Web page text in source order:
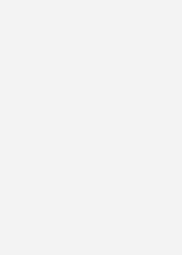
fordert Sandra Rostek,
dass Holzbrennstoffe
aufgenommen
von Energie